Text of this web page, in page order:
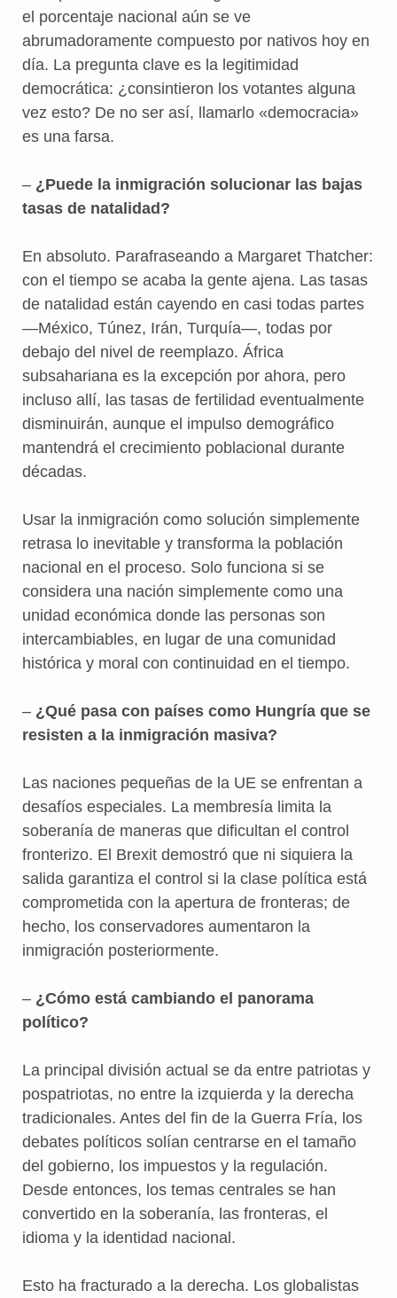
el porcentaje nacional aún se ve
abrumadoramente compuesto por nativos hoy en
día. La pregunta clave es la legitimidad
democrática: ¿consintieron los votantes alguna
vez esto? De no ser así, llamarlo «democracia»
es una farsa.
– ¿Puede la inmigración solucionar las bajas
tasas de natalidad?
En absoluto. Parafraseando a Margaret Thatcher:
con el tiempo se acaba la gente ajena. Las tasas
de natalidad están cayendo en casi todas partes
—México, Túnez, Irán, Turquía—, todas por
debajo del nivel de reemplazo. África
subsahariana es la excepción por ahora, pero
incluso allí, las tasas de fertilidad eventualmente
disminuirán, aunque el impulso demográfico
mantendrá el crecimiento poblacional durante
décadas.
Usar la inmigración como solución simplemente
retrasa lo inevitable y transforma la población
nacional en el proceso. Solo funciona si se
considera una nación simplemente como una
unidad económica donde las personas son
intercambiables, en lugar de una comunidad
histórica y moral con continuidad en el tiempo.
– ¿Qué pasa con países como Hungría que se
resisten a la inmigración masiva?
Las naciones pequeñas de la UE se enfrentan a
desafíos especiales. La membresía limita la
soberanía de maneras que dificultan el control
fronterizo. El Brexit demostró que ni siquiera la
salida garantiza el control si la clase política está
comprometida con la apertura de fronteras; de
hecho, los conservadores aumentaron la
inmigración posteriormente.
– ¿Cómo está cambiando el panorama
político?
La principal división actual se da entre patriotas y
pospatriotas, no entre la izquierda y la derecha
tradicionales. Antes del fin de la Guerra Fría, los
debates políticos solían centrarse en el tamaño
del gobierno, los impuestos y la regulación.
Desde entonces, los temas centrales se han
convertido en la soberanía, las fronteras, el
idioma y la identidad nacional.
Esto ha fracturado a la derecha. Los globalistas